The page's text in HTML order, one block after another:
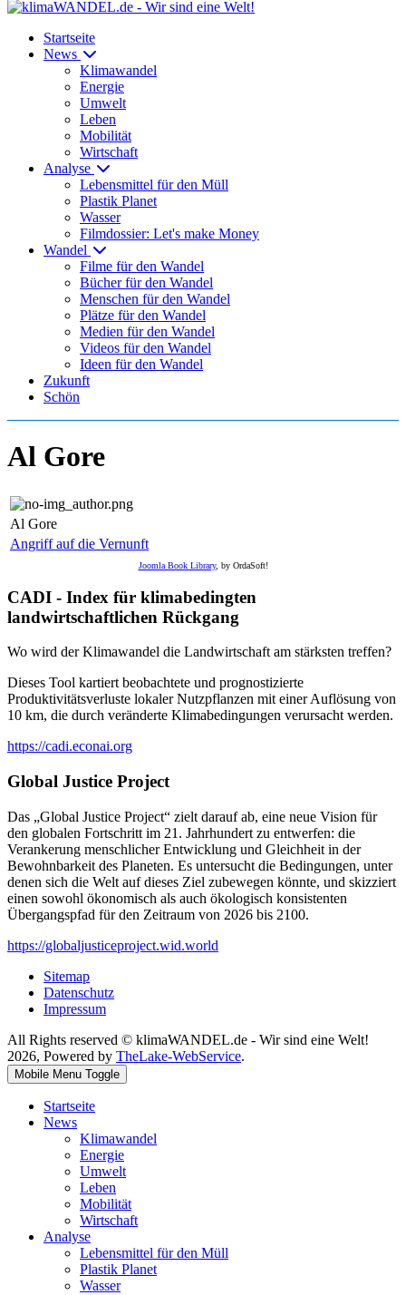
Startseite
News
Klimawandel
Energie
Umwelt
Leben
Mobilität
Wirtschaft
Analyse
Lebensmittel für den Müll
Plastik Planet
Wasser
Filmdossier: Let's make Money
Wandel
Filme für den Wandel
Bücher für den Wandel
Menschen für den Wandel
Plätze für den Wandel
Medien für den Wandel
Videos für den Wandel
Ideen für den Wandel
Zukunft
Schön
Al Gore
Al Gore
Angriff auf die Vernunft
Joomla Book Library, by OrdaSoft!
CADI - Index für klimabedingten
landwirtschaftlichen Rückgang
Wo wird der Klimawandel die Landwirtschaft am stärksten treffen?
Dieses Tool kartiert beobachtete und prognostizierte
Produktivitätsverluste lokaler Nutzpflanzen mit einer Auflösung von
10 km, die durch veränderte Klimabedingungen verursacht werden.
https://cadi.econai.org
Global Justice Project
Das „Global Justice Project“ zielt darauf ab, eine neue Vision für
den globalen Fortschritt im 21. Jahrhundert zu entwerfen: die
Verankerung menschlicher Entwicklung und Gleichheit in der
Bewohnbarkeit des Planeten. Es untersucht die Bedingungen, unter
denen sich die Welt auf dieses Ziel zubewegen könnte, und skizziert
einen sowohl ökonomisch als auch ökologisch konsistenten
Übergangspfad für den Zeitraum von 2026 bis 2100.
https://globaljusticeproject.wid.world
Sitemap
Datenschutz
Impressum
All Rights reserved © klimaWANDEL.de - Wir sind eine Welt!
2026, Powered by TheLake-WebService.
Mobile Menu Toggle
Startseite
News
Klimawandel
Energie
Umwelt
Leben
Mobilität
Wirtschaft
Analyse
Lebensmittel für den Müll
Plastik Planet
Wasser